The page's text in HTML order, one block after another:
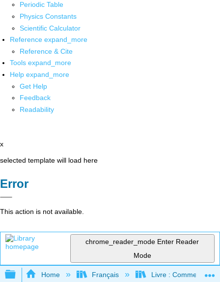
Periodic Table
Physics Constants
Scientific Calculator
Reference expand_more
Reference & Cite
Tools expand_more
Help expand_more
Get Help
Feedback
Readability
x
selected template will load here
Error
This action is not available.
chrome_reader_mode Enter Reader
Mode
Expand/collapse global hierarchy
Home Français Livre : Comment